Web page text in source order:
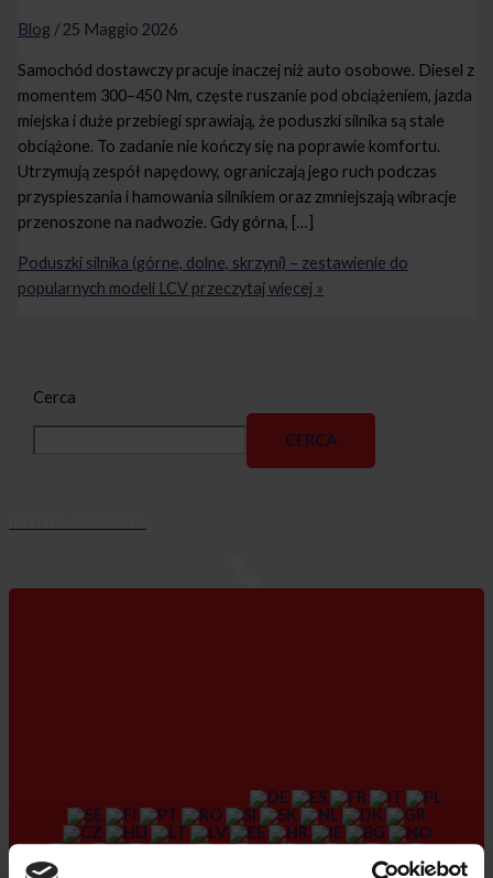
Blog / 25 Maggio 2026
Samochód dostawczy pracuje inaczej niż auto osobowe. Diesel z
momentem 300–450 Nm, częste ruszanie pod obciążeniem, jazda
miejska i duże przebiegi sprawiają, że poduszki silnika są stale
obciążone. To zadanie nie kończy się na poprawie komfortu.
Utrzymują zespół napędowy, ograniczają jego ruch podczas
przyspieszania i hamowania silnikiem oraz zmniejszają wibracje
przenoszone na nadwozie. Gdy górna, […]
Poduszki silnika (górne, dolne, skrzyni) – zestawienie do
popularnych modeli LCVprzeczytaj więcej »
Cerca
CERCA